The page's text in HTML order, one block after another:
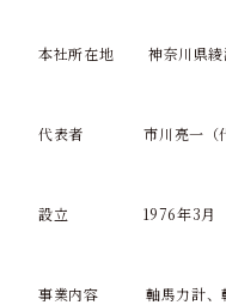
本社所在地 神奈川県
代表者 市川亮一（
設立 1976年3月
事業内容
軸馬力計、